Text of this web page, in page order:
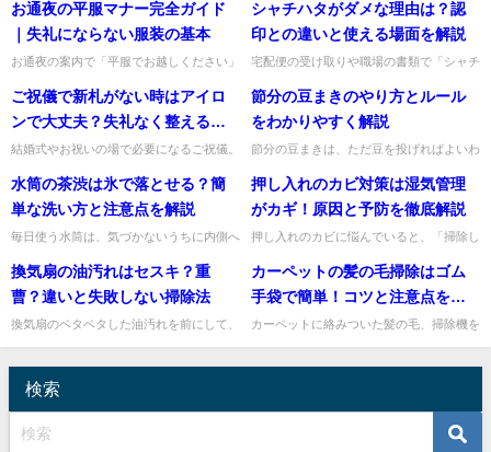
よね。結論からお伝えすると、その白い汚
れの多くは水道水に含まれる...
なるのがコンビニです。夏バテ対策では、
エネルギーになる主食、たん...
お通夜の平服マナー完全ガイド
｜失礼にならない服装の基本
お通夜の案内で「平服でお越しください」
いのか迷いますよね。私も、普段着でいい
のかな、礼服のほうが安心か...
シャチハタがダメな理由は？認
印との違いと使える場面を解説
宅配便の受け取りや職場の書類で「シャチ
違うのか迷ったことはありませんか。私
も、見た目はどちらも名前を押...
ご祝儀で新札がない時はアイロ
ンで大丈夫？失礼なく整える方
法
結婚式やお祝いの場で必要になるご祝儀。
い」「銀行に行く時間もない」と焦ってし
まうこと、ありますよね。そん...
節分の豆まきのやり方とルール
をわかりやすく解説
節分の豆まきは、ただ豆を投げればよいわ
くと、家族みんなで気持ちよく行えます
よ。結論から言うと、「炒った...
水筒の茶渋は氷で落とせる？簡
単な洗い方と注意点を解説
毎日使う水筒は、気づかないうちに内側へ
っているつもりでも、茶色いくすみが残る
と気になるものです。そこで...
押し入れのカビ対策は湿気管理
がカギ！原因と予防を徹底解説
押し入れのカビに悩んでいると、「掃除し
い」と困ってしまいますよね。私も、押し
入れは見えにくいぶん後回し...
換気扇の油汚れはセスキ？重
曹？違いと失敗しない掃除法
換気扇のベタベタした油汚れを前にして、
結論からいうと、換気扇のし...
カーペットの髪の毛掃除はゴム
手袋で簡単！コツと注意点を解
説
カーペットに絡みついた髪の毛、掃除機を
検索